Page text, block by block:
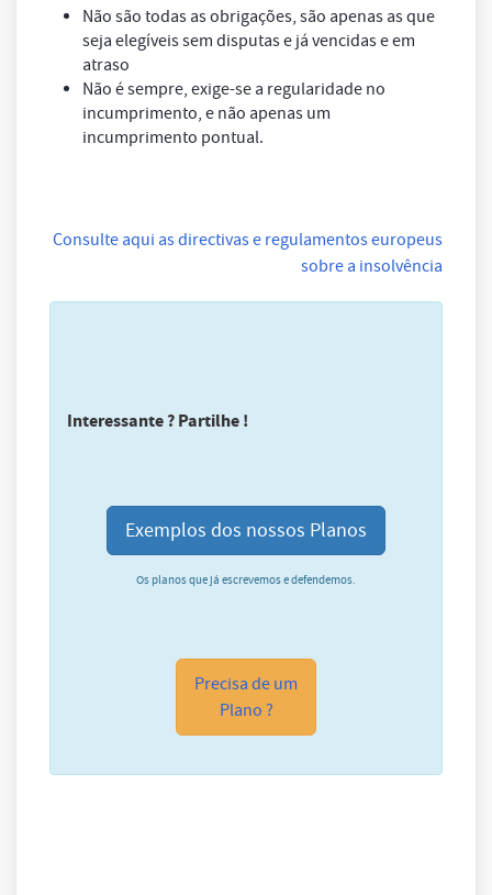
Não são todas as obrigações, são apenas as que
seja elegíveis sem disputas e já vencidas e em
atraso
Não é sempre, exige-se a regularidade no
incumprimento, e não apenas um
incumprimento pontual.
Consulte aqui as directivas e regulamentos europeus
sobre a insolvência
Interessante ? Partilhe !
Exemplos dos nossos Planos
Os planos que já escrevemos e defendemos.
Precisa de um
Plano ?